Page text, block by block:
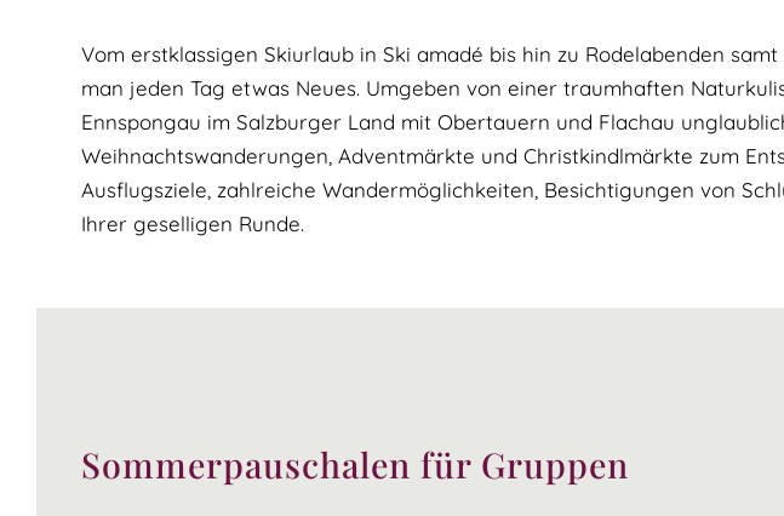
Vom erstklassigen Skiurlaub in Ski amadé bis hin zu Rodelabenden
man jeden Tag etwas Neues. Umgeben von einer traumhaften
Ennspongau im Salzburger Land mit Obertauern und Flachau
Weihnachtswanderungen, Adventmärkte und Christkindlmärkte zum
Ausflugsziele, zahlreiche Wandermöglichkeiten, Besichtigungen von
Ihrer geselligen Runde.
Sommerpauschalen für Gruppen